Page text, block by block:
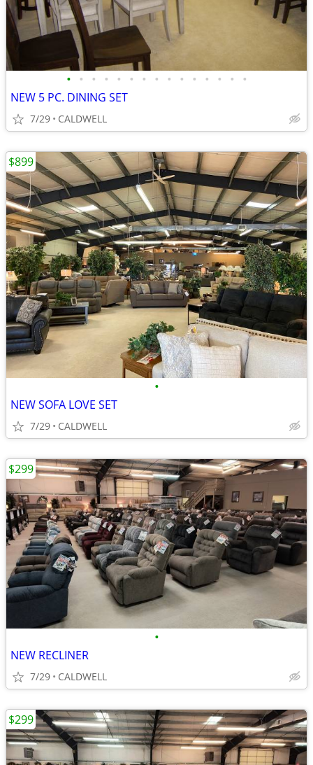
• • • • • • • • • • • • • • •
NEW 5 PC. DINING SET
7/29 CALDWELL
•
NEW SOFA LOVE SET
7/29 CALDWELL
$899
•
NEW RECLINER
7/29 CALDWELL
$299
$299